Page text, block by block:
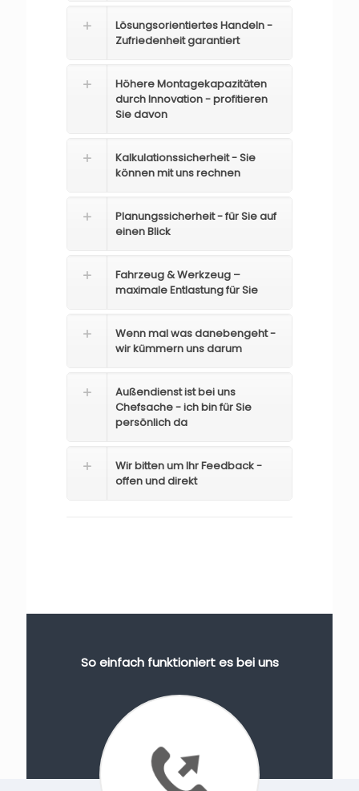
Lösungsorientiertes Handeln -
Zufriedenheit garantiert
Höhere Montagekapazitäten
durch Innovation - profitieren
Sie davon
Kalkulationssicherheit - Sie
können mit uns rechnen
Planungssicherheit - für Sie auf
einen Blick
Fahrzeug & Werkzeug –
maximale Entlastung für Sie
Wenn mal was danebengeht -
wir kümmern uns darum
Außendienst ist bei uns
Chefsache - ich bin für Sie
persönlich da
Wir bitten um Ihr Feedback -
offen und direkt
So einfach funktioniert es bei uns